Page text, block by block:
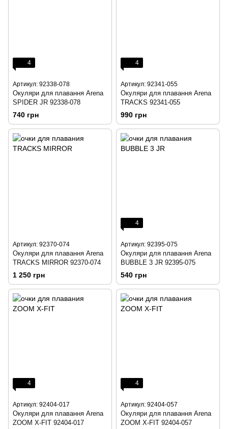
4
Артикул: 92338-078
Окуляри для плавання Arena
SPIDER JR 92338-078
740 грн
4
Артикул: 92341-055
Окуляри для плавання Arena
TRACKS 92341-055
990 грн
Артикул: 92370-074
Окуляри для плавання Arena
TRACKS MIRROR 92370-074
1 250 грн
4
Артикул: 92395-075
Окуляри для плавання Arena
BUBBLE 3 JR 92395-075
540 грн
4
Артикул: 92404-017
Окуляри для плавання Arena
ZOOM X-FIT 92404-017
4
Артикул: 92404-057
Окуляри для плавання Arena
ZOOM X-FIT 92404-057